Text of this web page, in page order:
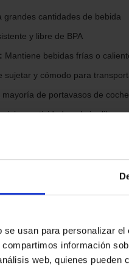
usan para personalizar
información
web, quienes
grandes cantidades de bebida
y libre de BPA
Mantiene bebidas frías o
sujetar y cómodo para
de portavasos de coche
actividades al aire libre
al aire libre
intensos